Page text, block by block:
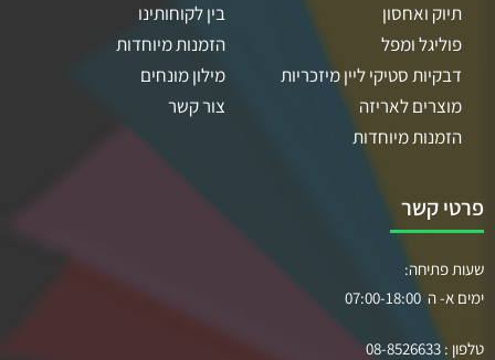
תיוק ואחסון
פוליגל ומפל
דבקיות סטיקי ליין מיזכריות
מוצרים לאריזה
הזמנות מיוחדות
בין לקוחותינו
הזמנות מיוחדות
מילון מונחים
צור קשר
פרטי קשר
שעות פתיחה:
ימים א- ה 07:00-18:00
טלפון : 08-8526633